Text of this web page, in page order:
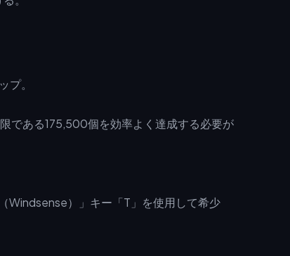
である175,500個を効率よく達成する必要が
）」キー「T」を使用して希少